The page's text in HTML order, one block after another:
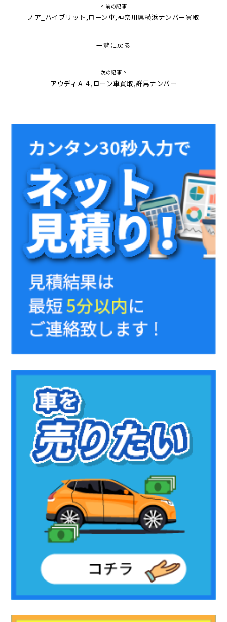
< 前の記事
ノア_ハイブリット,ローン車,神奈川県横浜ナンバー買取
一覧に戻る
次の記事 >
アウディＡ４,ローン車買取,群馬ナンバー